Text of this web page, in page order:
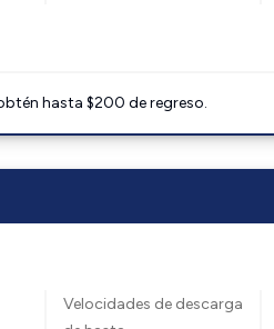
hasta $200 de regreso.
Velocidades de descarga